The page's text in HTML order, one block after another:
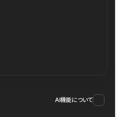
AI機能について